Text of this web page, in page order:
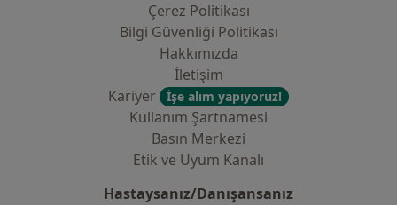
Çerez Politikası
Bilgi Güvenliği Politikası
Hakkımızda
İletişim
Kariyer
İşe alım yapıyoruz!
Kullanım Şartnamesi
Basın Merkezi
Etik ve Uyum Kanalı
Hastaysanız/Danışansanız